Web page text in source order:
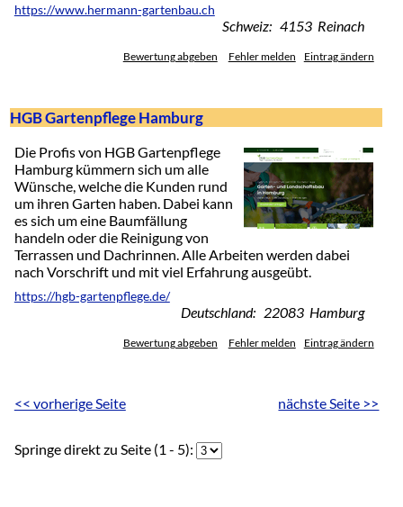
https://www.hermann-gartenbau.ch
Schweiz: 4153 Reinach
Bewertung abgeben Fehler melden Eintrag ändern
HGB Gartenpflege Hamburg
Die Profis von HGB Gartenpflege
Hamburg kümmern sich um alle
Wünsche, welche die Kunden rund
um ihren Garten haben. Dabei kann
es sich um eine Baumfällung
handeln oder die Reinigung von
Terrassen und Dachrinnen. Alle Arbeiten werden dabei
nach Vorschrift und mit viel Erfahrung ausgeübt.
https://hgb-gartenpflege.de/
Deutschland: 22083 Hamburg
Bewertung abgeben Fehler melden Eintrag ändern
<< vorherige Seite nächste Seite >>
Springe direkt zu Seite (1 - 5):